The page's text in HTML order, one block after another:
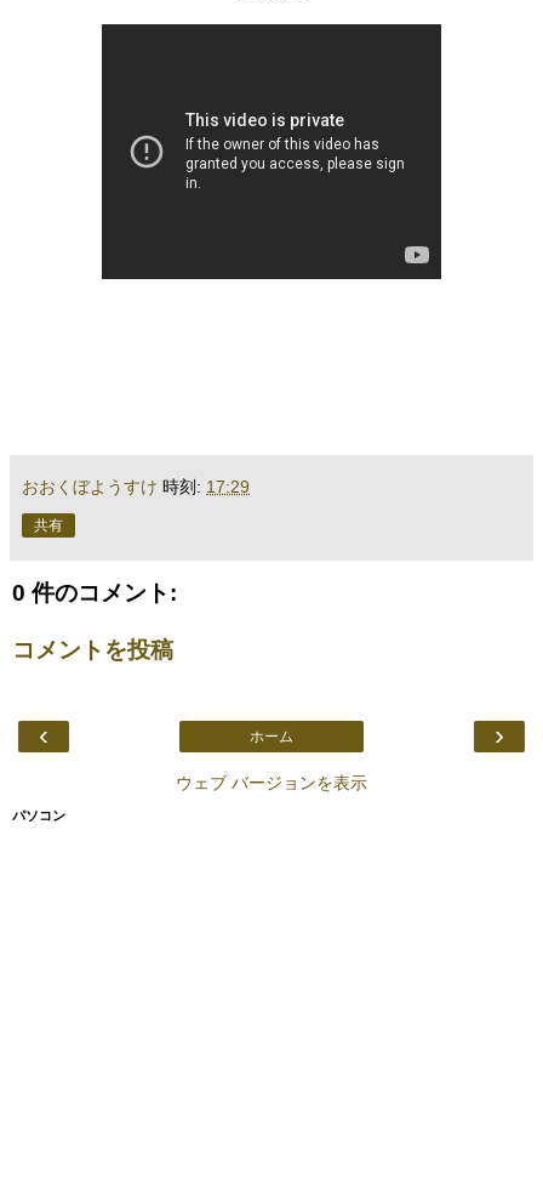
おおくぼようすけ 時刻: 17:29
共有
0 件のコメント:
コメントを投稿
‹ ›
ホーム
ウェブ バージョンを表示
パソコン